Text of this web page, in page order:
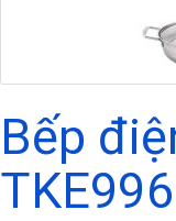
Bếp
TKE996